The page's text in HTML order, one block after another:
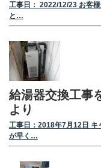
工事日： 2022/12/23 お客
と…
給湯器交換工事
より
工事日：2018年7月12日 キ
が早く…